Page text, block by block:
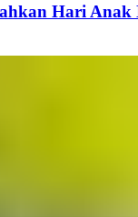
Hari Anak